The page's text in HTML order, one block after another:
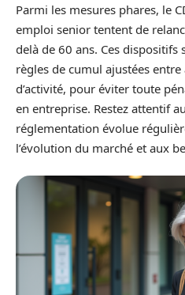
Parmi les mesures phares, le
emploi senior tentent de
delà de 60 ans. Ces dispositifs
règles de cumul ajustées
d’activité, pour éviter toute
en entreprise. Restez attentif
réglementation évolue
l’évolution du marché et aux